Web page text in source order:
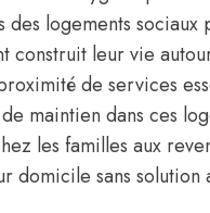
des logements
construit leur vie
de services
maintien dans ces
les familles aux
domicile sans solution